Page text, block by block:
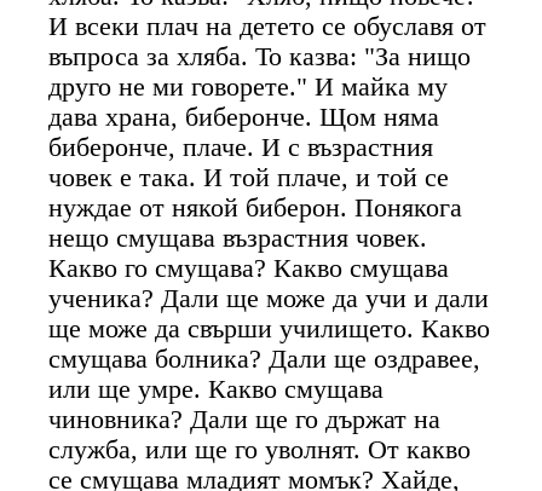
И всеки плач на детето се обуславя от
въпроса за хляба. То казва: "За нищо
друго не ми говорете." И майка му
дава храна, биберонче. Щом няма
биберонче, плаче. И с възрастния
човек е така. И той плаче, и той се
нуждае от някой биберон. Понякога
нещо смущава възрастния човек.
Какво го смущава? Какво смущава
ученика? Дали ще може да учи и дали
ще може да свърши училището. Какво
смущава болника? Дали ще оздравее,
или ще умре. Какво смущава
чиновника? Дали ще го държат на
служба, или ще го уволнят. От какво
се смущава младият момък? Хайде,